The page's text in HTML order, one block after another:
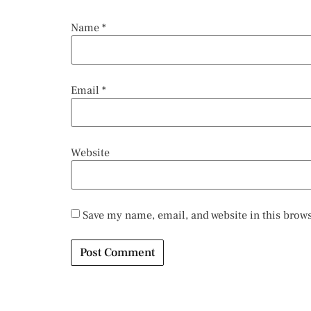
Name *
Email *
Website
Save my name, email, and website in this